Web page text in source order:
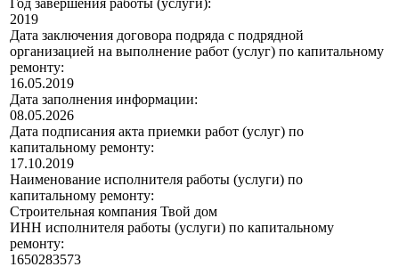
Год завершения работы (услуги):
2019
Дата заключения договора подряда с подрядной
организацией на выполнение работ (услуг) по капитальному
ремонту:
16.05.2019
Дата заполнения информации:
08.05.2026
Дата подписания акта приемки работ (услуг) по
капитальному ремонту:
17.10.2019
Наименование исполнителя работы (услуги) по
капитальному ремонту:
Строительная компания Твой дом
ИНН исполнителя работы (услуги) по капитальному
ремонту:
1650283573